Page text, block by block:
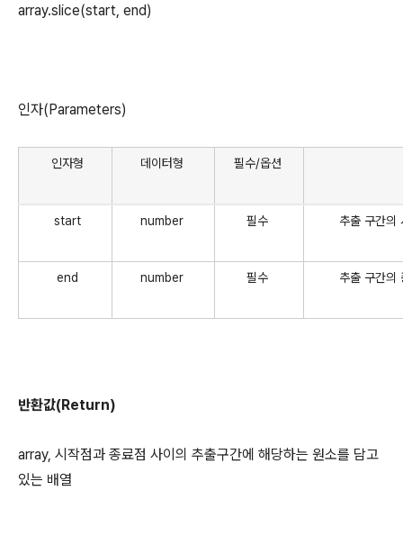
array.slice(start, end)
인자(Parameters)
인자형 데이터형 필수/옵션
start number 필수 추출 구간의
end number 필수 추출 구간의
반환값(Return)
array, 시작점과 종료점 사이의 추출구간에 해당하는 원소를 담고
있는 배열